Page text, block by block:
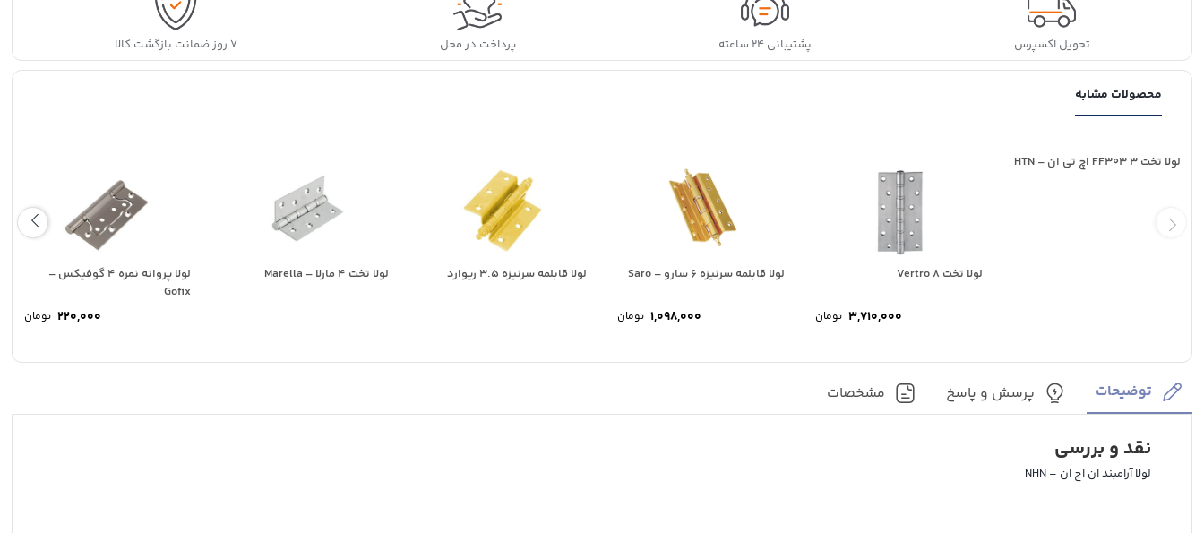
تحویل اکسپرس پشتیبانی ۲۴ ساعته پرداخت در محل ۷ روز ضمانت بازگشت کالا
محصولات مشابه
لولا تخت 3 FF303 اچ تی ان – HTN
لولا تخت 8 Vertro
3,710,000 تومان
لولا قابلمه سرنیزه 6 سارو – Saro
1,098,000 تومان
لولا قابلمه سرنیزه 3.5 ریوارد لولا تخت 4 مارلا – Marella
لولا پروانه نمره 4 گوفیکس –
Gofix
220,000 تومان
توضیحات پرسش و پاسخ مشخصات
نقد و بررسی
لولا آرامبند ان اچ ان – NHN